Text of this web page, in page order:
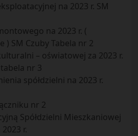
na 2023 r. SM
na 2023 r. (
) SM Czuby Tabela nr 2
– oświatowej za 2023 r.
nr 3
spółdzielni na 2023 r.
nr 2
Spółdzielni Mieszkaniowej
r.